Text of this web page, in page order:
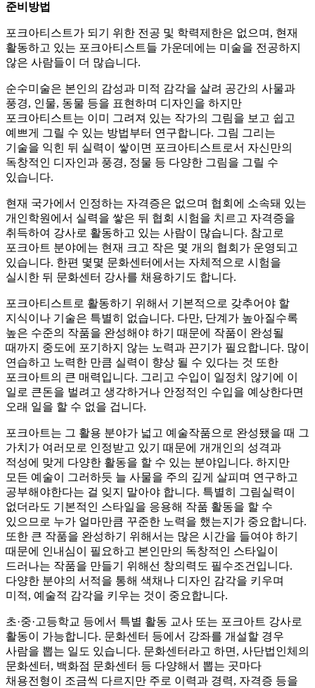
준비방법
포크아티스트가 되기 위한 전공 및 학력제한은 없으며, 현재
활동하고 있는 포크아티스트들 가운데에는 미술을 전공하지
않은 사람들이 더 많습니다.
순수미술은 본인의 감성과 미적 감각을 살려 공간의 사물과
풍경, 인물, 동물 등을 표현하며 디자인을 하지만
포크아티스트는 이미 그려져 있는 작가의 그림을 보고 쉽고
예쁘게 그릴 수 있는 방법부터 연구합니다. 그림 그리는
기술을 익힌 뒤 실력이 쌓이면 포크아티스트로서 자신만의
독창적인 디자인과 풍경, 정물 등 다양한 그림을 그릴 수
있습니다.
현재 국가에서 인정하는 자격증은 없으며 협회에 소속돼 있는
개인학원에서 실력을 쌓은 뒤 협회 시험을 치르고 자격증을
취득하여 강사로 활동하고 있는 사람이 많습니다. 참고로
포크아트 분야에는 현재 크고 작은 몇 개의 협회가 운영되고
있습니다. 한편 몇몇 문화센터에서는 자체적으로 시험을
실시한 뒤 문화센터 강사를 채용하기도 합니다.
포크아티스트로 활동하기 위해서 기본적으로 갖추어야 할
지식이나 기술은 특별히 없습니다. 다만, 단계가 높아질수록
높은 수준의 작품을 완성해야 하기 때문에 작품이 완성될
때까지 중도에 포기하지 않는 노력과 끈기가 필요합니다. 많이
연습하고 노력한 만큼 실력이 향상 될 수 있다는 것 또한
포크아트의 큰 매력입니다. 그리고 수입이 일정치 않기에 이
일로 큰돈을 벌려고 생각하거나 안정적인 수입을 예상한다면
오래 일을 할 수 없을 겁니다.
포크아트는 그 활용 분야가 넓고 예술작품으로 완성됐을 때 그
가치가 여러모로 인정받고 있기 때문에 개개인의 성격과
적성에 맞게 다양한 활동을 할 수 있는 분야입니다. 하지만
모든 예술이 그러하듯 늘 사물을 주의 깊게 살피며 연구하고
공부해야한다는 걸 잊지 말아야 합니다. 특별히 그림실력이
없더라도 기본적인 스타일을 응용해 작품 활동을 할 수
있으므로 누가 얼마만큼 꾸준한 노력을 했는지가 중요합니다.
또한 큰 작품을 완성하기 위해서는 많은 시간을 들여야 하기
때문에 인내심이 필요하고 본인만의 독창적인 스타일이
드러나는 작품을 만들기 위해선 창의력도 필수조건입니다.
다양한 분야의 서적을 통해 색채나 디자인 감각을 키우며
미적, 예술적 감각을 키우는 것이 중요합니다.
초·중·고등학교 등에서 특별 활동 교사 또는 포크아트 강사로
활동이 가능합니다. 문화센터 등에서 강좌를 개설할 경우
사람을 뽑는 일도 있습니다. 문화센터라고 하면, 사단법인체의
문화센터, 백화점 문화센터 등 다양해서 뽑는 곳마다
채용전형이 조금씩 다르지만 주로 이력과 경력, 자격증 등을